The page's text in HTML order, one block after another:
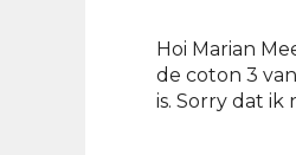
Hoi Marian
de coton 3
is. Sorry dat ik